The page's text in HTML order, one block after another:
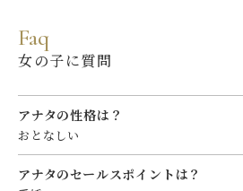
Faq
女の子に質問
アナタの性格は？
おとなしい
アナタのセールスポイントは？